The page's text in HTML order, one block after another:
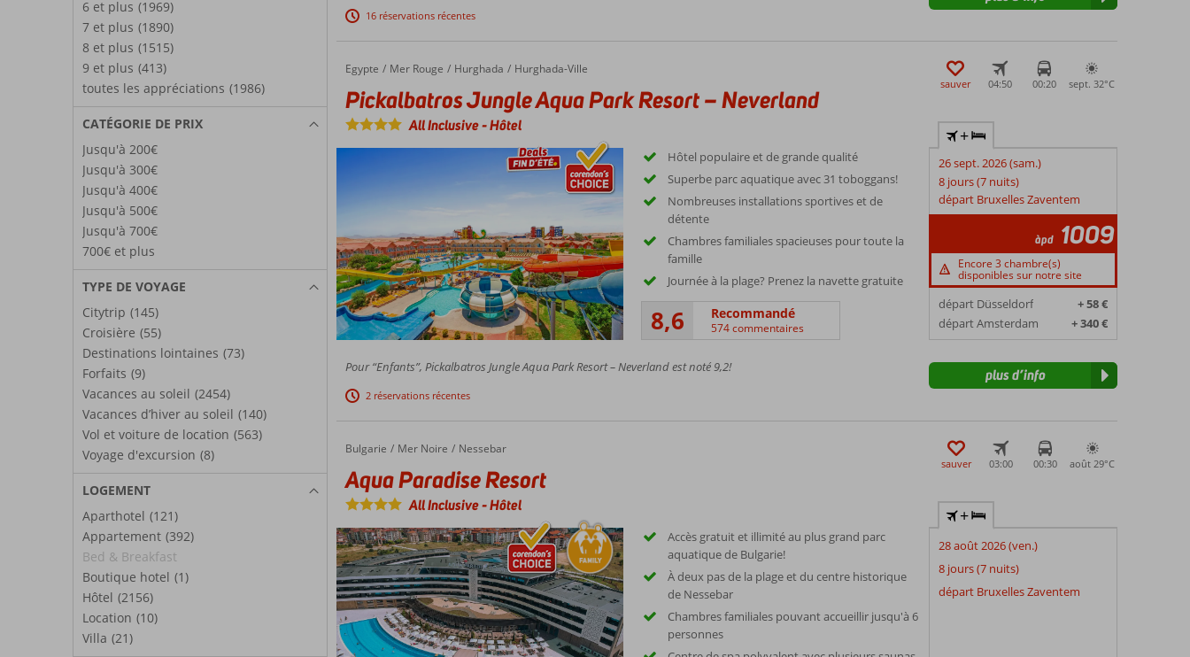
6 et plus (1969)
7 et plus (1890)
8 et plus (1515)
9 et plus (413)
toutes les appréciations (1986)
CATÉGORIE DE PRIX
Jusqu'à 200€
Jusqu'à 300€
Jusqu'à 400€
Jusqu'à 500€
Jusqu'à 700€
700€ et plus
TYPE DE VOYAGE
Citytrip (145)
Croisière (55)
Destinations lointaines (73)
Forfaits (9)
Vacances au soleil (2454)
Vacances d’hiver au soleil (140)
Vol et voiture de location (563)
Voyage d'excursion (8)
LOGEMENT
Aparthotel (121)
Appartement (392)
Bed & Breakfast
Boutique hotel (1)
Hôtel (2156)
Location (10)
Villa (21)
16 réservations récentes
Accueil
Egypte Mer Rouge Hurghada Hurghada-Ville
Pickalbatros Jungle Aqua Park Resort – Neverland
Pickalbatros Jungle Aqua Park Resort – Neverland
All Inclusive-Hôtel
sauver 04:50 00:20 sept. 32°C
Hôtel populaire et de grande qualité
Superbe parc aquatique avec 31 toboggans!
Nombreuses installations sportives et de
détente
Chambres familiales spacieuses pour toute la
famille
Journée à la plage? Prenez la navette gratuite
8,6 Recommandé
574 commentaires
+
26 sept. 2026 (sam.)
8 jours (7 nuits)
départ Bruxelles Zaventem
àpd 1009
Encore 3 chambre(s)
disponibles sur notre site
départ Düsseldorf
+ 58 €
départ Amsterdam
+ 340 €
Pour “Enfants”, Pickalbatros Jungle Aqua Park Resort – Neverland est noté 9,2!
2 réservations récentes
plus d’info
Accueil
Bulgarie Mer Noire Nessebar
Aqua Paradise Resort
Aqua Paradise Resort
All Inclusive-Hôtel
sauver 03:00 00:30 août 29°C
Accès gratuit et illimité au plus grand parc
aquatique de Bulgarie!
À deux pas de la plage et du centre historique
de Nessebar
Chambres familiales pouvant accueillir jusqu'à 6
personnes
+
28 août 2026 (ven.)
8 jours (7 nuits)
départ Bruxelles Zaventem